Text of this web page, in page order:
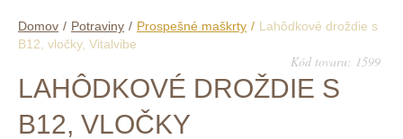
Pokračovať v nákupePokračovať v objednávke
Domov / Potraviny / Prospešné maškrty / Lahôdkové droždie s
B12, vločky, Vitalvibe
Kód tovaru: 1599
LAHÔDKOVÉ DROŽDIE S
B12, VLOČKY